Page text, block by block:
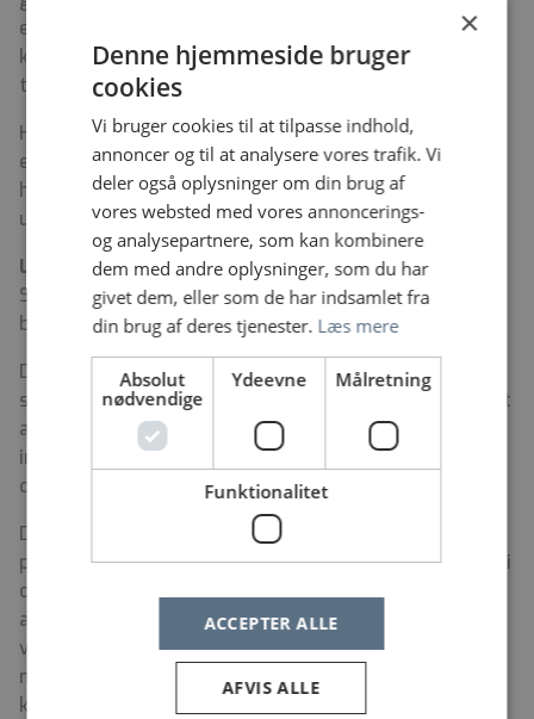
elementer. Derudover vil der være obligatoriske
konflikthåndteringskurser m.m., som vil klæde dig på
til at deeskalere og håndtere patientsituationer.
Herudover tilbyder Psykiatrien en lang række
efteruddannelser og kurser, som man kan arbejde sig
hen imod løbende, med rig mulighed for dynamisk at
udvikle sig fagligt.
Løn og ansættelsesvilkår
Stillingen en fuldtidsstilling og er til
besættelse snarest muligt.
Du ansættes i henhold til overenskomst for social- og
sundhedspersonale. Du er under ansættelsen omfattet
af den til enhver tid gældende arbejdstidsaftale
indgået mellem Regionernes Lønnings- og Takstnævn
og FOA.
Døgnafsnittet er døgndækket, og du vil derfor blive
planlagt med blandende vagter, både dag, aften nat - i
overensstemmelse med reglerne i den gældende
arbejdstidsaftale. Vagtplanen vil dog blive planlagt så
vidt muligt ud fra ønsker og præferencer du selv har,
men med hovedafsæt i, at driften selvfølgelig skal
køre rundt.
×
Denne hjemmeside bruger
cookies
Vi bruger cookies til at tilpasse indhold,
annoncer og til at analysere vores trafik. Vi
deler også oplysninger om din brug af
vores websted med vores annoncerings-
og analysepartnere, som kan kombinere
dem med andre oplysninger, som du har
givet dem, eller som de har indsamlet fra
din brug af deres tjenester. Læs mere
Absolut
nødvendige
Ydeevne Målretning
Funktionalitet
ACCEPTER ALLE
AFVIS ALLE